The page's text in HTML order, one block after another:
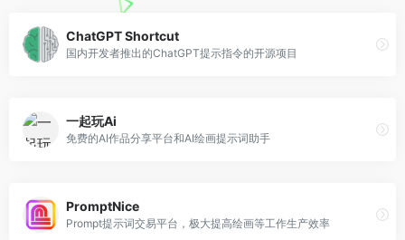
ChatGPT Shortcut
国内开发者推出的ChatGPT提示指令的开源项目
一起玩Ai
免费的AI作品分享平台和AI绘画提示词助手
PromptNice
Prompt提示词交易平台，极大提高绘画等工作生产效率